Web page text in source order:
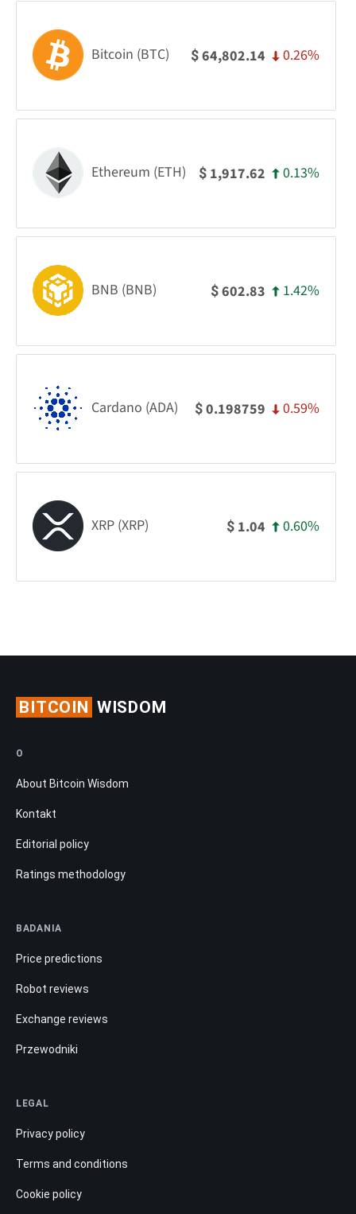
Bitcoin (BTC) $64,802.14 0.26%
Ethereum (ETH) $ 1,917.62 0.13%
BNB (BNB) $602.83 1.42%
Cardano (ADA) $0.198759 0.59%
XRP (XRP) $ 1.04 0.60%
BITCOIN WISDOM
O
About Bitcoin Wisdom
Kontakt
Editorial policy
Ratings methodology
BADANIA
Price predictions
Robot reviews
Exchange reviews
Przewodniki
LEGAL
Privacy policy
Terms and conditions
Cookie policy